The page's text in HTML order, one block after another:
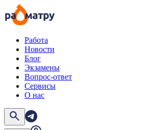
Работа
Новости
Блог
Экзамены
Вопрос-ответ
Сервисы
О нас